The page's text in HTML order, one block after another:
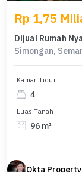
Rp 1,75
Dijual Rumah
Simongan,
Kamar Tidur
4
Luas Tanah
96 m²
Okta Property